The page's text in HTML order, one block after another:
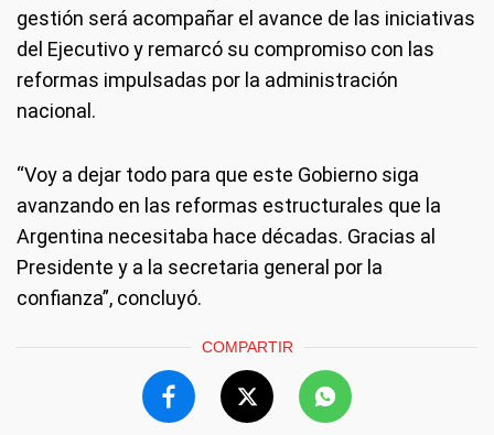
gestión será acompañar el avance de las iniciativas
del Ejecutivo y remarcó su compromiso con las
reformas impulsadas por la administración
nacional.
“Voy a dejar todo para que este Gobierno siga
avanzando en las reformas estructurales que la
Argentina necesitaba hace décadas. Gracias al
Presidente y a la secretaria general por la
confianza”, concluyó.
COMPARTIR